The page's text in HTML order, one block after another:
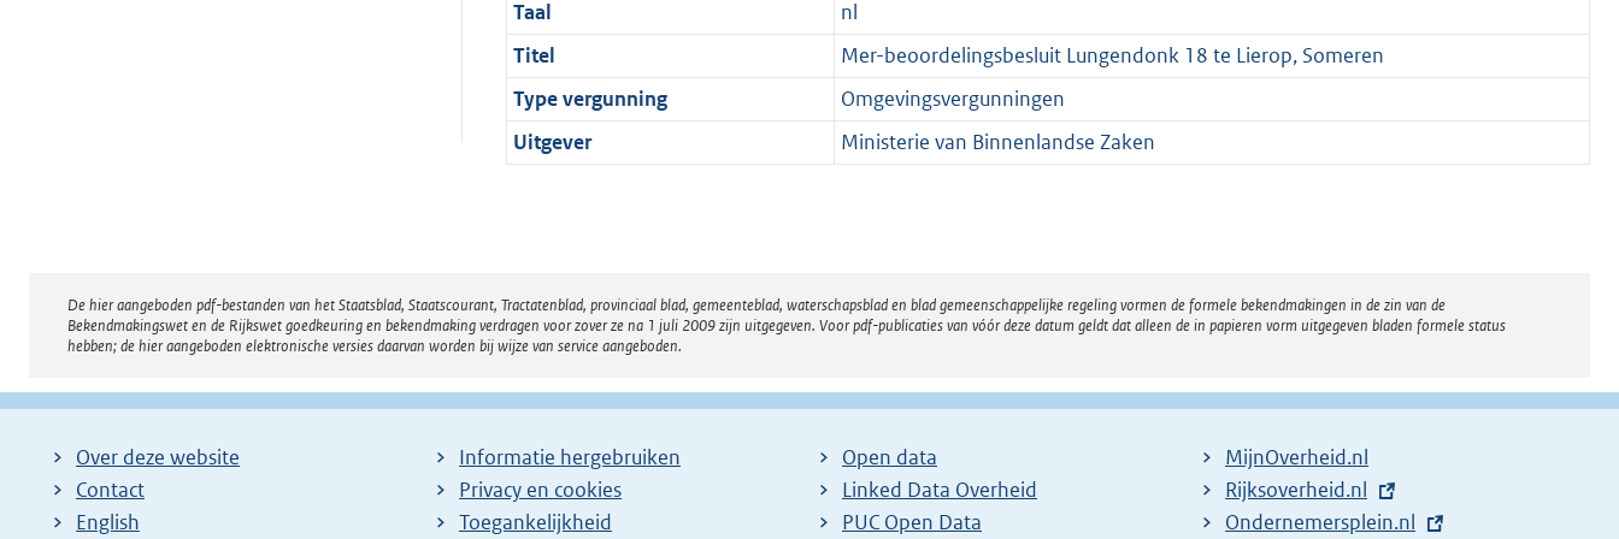
Taal
nl
Titel
Mer-beoordelingsbesluit Lungendonk 18 te Lierop, Someren
Type vergunning
Omgevingsvergunningen
Uitgever
Ministerie van Binnenlandse Zaken
Disclaimer
De hier aangeboden pdf-bestanden van het Staatsblad, Staatscourant, Tractatenblad, provinciaal blad, gemeenteblad, waterschapsblad en blad gemeenschappelijke regeling vormen de formele bekendmakingen in de zin van de
Bekendmakingswet en de Rijkswet goedkeuring en bekendmaking verdragen voor zover ze na 1 juli 2009 zijn uitgegeven. Voor pdf-publicaties van vóór deze datum geldt dat alleen de in papieren vorm uitgegeven bladen formele status
hebben; de hier aangeboden elektronische versies daarvan worden bij wijze van service aangeboden.
Over deze website
Contact
English
Informatie hergebruiken
Privacy en cookies
Toegankelijkheid
Open data
Linked Data Overheid
PUC Open Data
MijnOverheid.nl
E
x
Rijksoverheid.nl
E
Ondernemersplein.nl